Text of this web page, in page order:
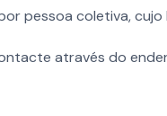
pessoa coletiva, cujo
através do